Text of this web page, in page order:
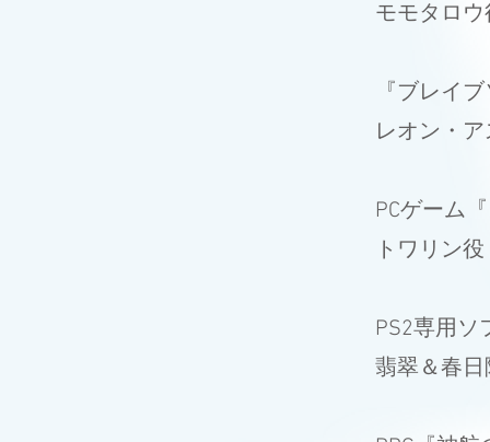
モモタロウ
『ブレイ
レオン・
PCゲーム
トワリン役
PS2専用
翡翠＆春日